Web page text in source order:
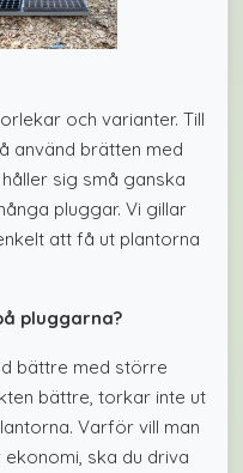
och varianter. Till
använd brätten med
sig små ganska
pluggar. Vi gillar
att få ut plantorna
pluggarna?
bättre med större
bättre, torkar inte ut
Varför vill man
ska du driva